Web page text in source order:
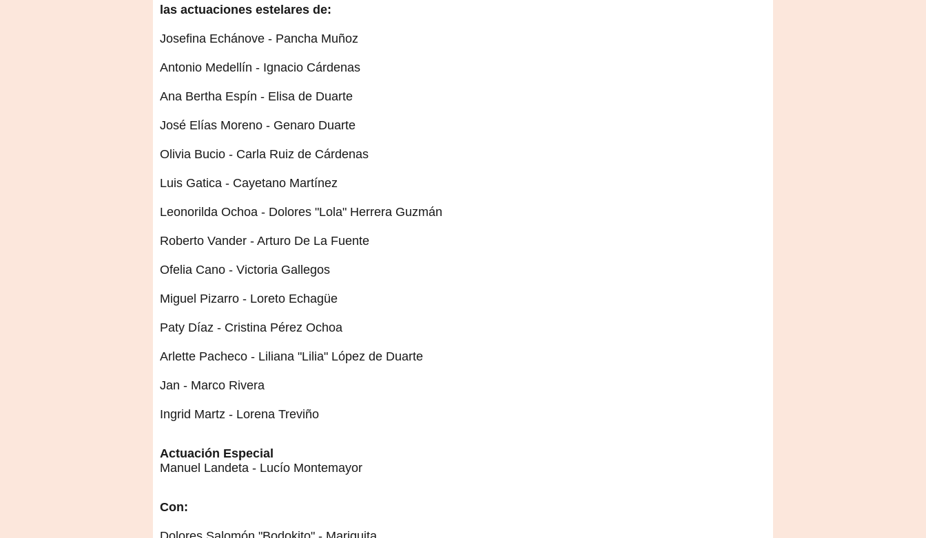
las actuaciones estelares de:
Josefina Echánove - Pancha Muñoz
Antonio Medellín - Ignacio Cárdenas
Ana Bertha Espín - Elisa de Duarte
José Elías Moreno - Genaro Duarte
Olivia Bucio - Carla Ruiz de Cárdenas
Luis Gatica - Cayetano Martínez
Leonorilda Ochoa - Dolores "Lola" Herrera Guzmán
Roberto Vander - Arturo De La Fuente
Ofelia Cano - Victoria Gallegos
Miguel Pizarro - Loreto Echagüe
Paty Díaz - Cristina Pérez Ochoa
Arlette Pacheco - Liliana "Lilia" López de Duarte
Jan - Marco Rivera
Ingrid Martz - Lorena Treviño
Actuación Especial
Manuel Landeta - Lucío Montemayor
Con: